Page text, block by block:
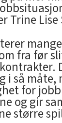
Trine Lise
fra før
i så måte,
for
og gir
større